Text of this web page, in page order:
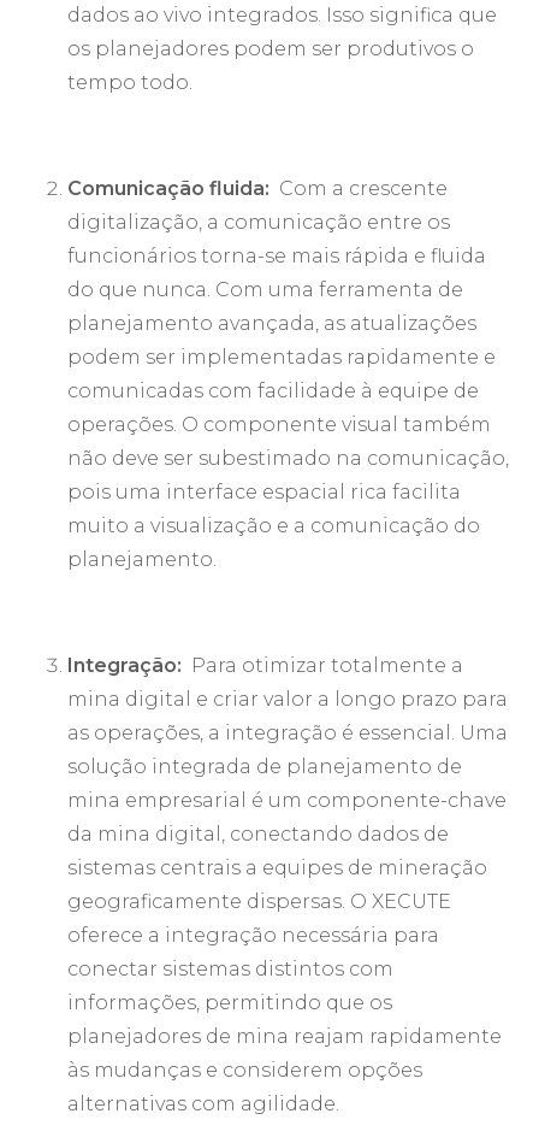
dados ao vivo integrados. Isso significa que
os planejadores podem ser produtivos o
tempo todo.
Comunicação fluida: Com a crescente
digitalização, a comunicação entre os
funcionários torna-se mais rápida e fluida
do que nunca. Com uma ferramenta de
planejamento avançada, as atualizações
podem ser implementadas rapidamente e
comunicadas com facilidade à equipe de
operações. O componente visual também
não deve ser subestimado na comunicação,
pois uma interface espacial rica facilita
muito a visualização e a comunicação do
planejamento.
Integração: Para otimizar totalmente a
mina digital e criar valor a longo prazo para
as operações, a integração é essencial. Uma
solução integrada de planejamento de
mina empresarial é um componente-chave
da mina digital, conectando dados de
sistemas centrais a equipes de mineração
geograficamente dispersas. O XECUTE
oferece a integração necessária para
conectar sistemas distintos com
informações, permitindo que os
planejadores de mina reajam rapidamente
às mudanças e considerem opções
alternativas com agilidade.